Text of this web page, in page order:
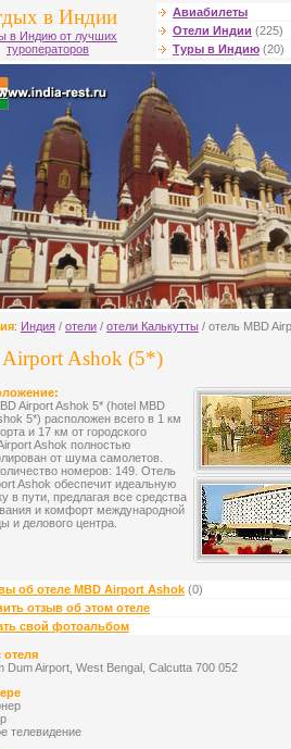
в Индии
в Индию от лучших
туроператоров
Авиабилеты
Отели Индии (225)
Туры в Индию (20)
: Индия / отели / отели Калькутты / отель MBD
Ashok (5*)
Airport Ashok 5* (hotel MBD
5*) расположен всего в 1 км
и 17 км от городского
Ashok полностью
от шума самолетов.
номеров: 149. Отель
Ashok обеспечит идеальную
в пути, предлагая все средства
и комфорт международной
и делового центра.
об отеле MBD Airport Ashok (0)
отзыв об этом отеле
свой фотоальбом
отеля
Dum Airport, West Bengal, Calcutta 700 052
телевидение